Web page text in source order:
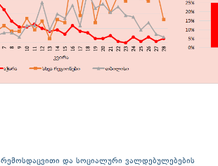
და სოციალური ვალდებულებების